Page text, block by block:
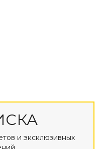
и эксклюзивных